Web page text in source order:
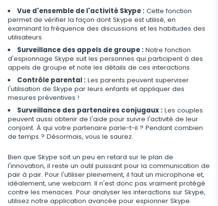
Liste des applications installées
Calendrier d'utilisation des applications
Notifications
Info sur appareil
Détecteur d'applications espion
Messagerie Signal
Suivi Google Chat
Contacts renommés
Bloquer un Site
Bloquer le Wi-Fi
Bloquer un Téléphone à Distance
Désactivez les messages
Restriction d’Appel
Application supplémentaire pour les parents
Régulez le stockage des données
Vue d'ensemble de l'activité Skype : Cette fonction
permet de vérifier la façon dont Skype est utilisé, en
examinant la fréquence des discussions et les habitudes des
utilisateurs.
Surveillance des appels de groupe : Notre fonction
d'espionnage Skype suit les personnes qui participent à des
appels de groupe et note les détails de ces interactions.
Contrôle parental : Les parents peuvent superviser
l'utilisation de Skype par leurs enfants et appliquer des
mesures préventives !
Surveillance des partenaires conjugaux : Les couples
peuvent aussi obtenir de l'aide pour suivre l'activité de leur
conjoint. À qui votre partenaire parle-t-il ? Pendant combien
de temps ? Désormais, vous le saurez.
Bien que Skype soit un peu en retard sur le plan de
l'innovation, il reste un outil puissant pour la communication de
pair à pair. Pour l'utiliser pleinement, il faut un microphone et,
idéalement, une webcam. Il n'est donc pas vraiment protégé
contre les menaces. Pour analyser les interactions sur Skype,
utilisez notre application avancée pour espionner Skype.